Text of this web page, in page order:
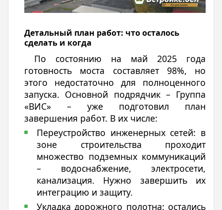
Детальный план работ: что осталось
сделать и когда
По состоянию на май 2025 года
готовность моста составляет 98%, но
этого недостаточно для полноценного
запуска. Основной подрядчик – Группа
«ВИС» – уже подготовил план
завершения работ. В их числе:
Переустройство инженерных сетей: в
зоне строительства проходит
множество подземных коммуникаций
– водоснабжение, электросети,
канализация. Нужно завершить их
интеграцию и защиту.
Укладка дорожного полотна: остались